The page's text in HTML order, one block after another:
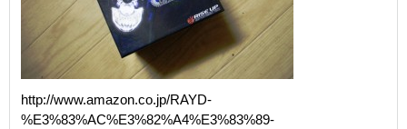
http://www.amazon.co.jp/RAYD-
%E3%83%AC%E3%82%A4%E3%83%89-